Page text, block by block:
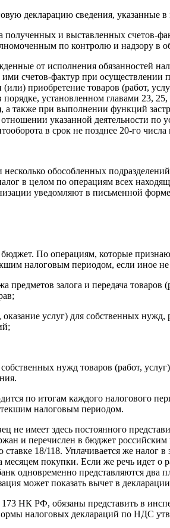
декларацию сведения, указанные
и выставленных счетов-
по контролю и надзору в
от исполнения обязанностей
счетов-фактур при осуществлении
приобретение товаров (работ,
установленном главами 23,
также при выполнении функций
указанной деятельности по
в срок не позднее 20-го
обособленных
в целом по операциям всех
уведомляют в письменной
По операциям, которые
налоговым периодом, если иное
предметов залога и передача
услуг) для собственных
нужд товаров (работ,
по итогам каждого налогового
налоговым периодом.
не имеет здесь постоянного
и перечислен в бюджет российским
18/118. Уплачивается же налог
покупки. Если же речь идет о
одновременно представляются два
может показать вычет в
НК РФ, обязаны представить в
налоговых деклараций по НДС